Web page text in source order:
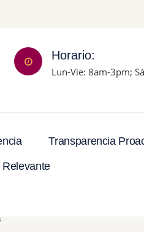
Horario:
Lun-Vie: 8am-3pm;
Transparencia